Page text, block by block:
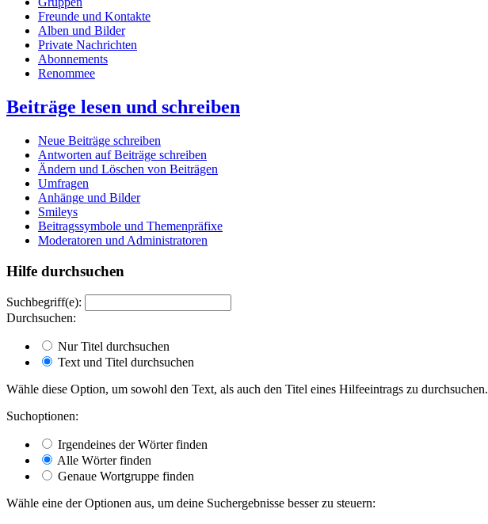
Freunde und Kontakte
Alben und Bilder
Private Nachrichten
Abonnements
Renommee
Beiträge lesen und schreiben
Neue Beiträge schreiben
Antworten auf Beiträge schreiben
Ändern und Löschen von Beiträgen
Umfragen
Anhänge und Bilder
Smileys
Beitragssymbole und Themenpräfixe
Moderatoren und Administratoren
Hilfe durchsuchen
Suchbegriff(e):
Durchsuchen:
Nur Titel durchsuchen
Text und Titel durchsuchen
Wähle diese Option, um sowohl den Text, als auch den Titel eines Hilfeeintrags zu durchsuchen.
Suchoptionen:
Irgendeines der Wörter finden
Alle Wörter finden
Genaue Wortgruppe finden
Wähle eine der Optionen aus, um deine Suchergebnisse besser zu steuern: